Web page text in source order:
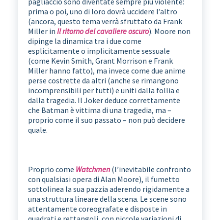
prima o poi, uno di loro dovrà uccidere l’altro
(ancora, questo tema verrà sfruttato da Frank
Miller in Il ritorno del cavaliere oscuro). Moore non
dipinge la dinamica tra i due come
esplicitamente o implicitamente sessuale
(come Kevin Smith, Grant Morrison e Frank
Miller hanno fatto), ma invece come due anime
perse costrette da altri (anche se rimangono
incomprensibili per tutti) e uniti dalla follia e
dalla tragedia. Il Joker deduce correttamente
che Batman è vittima di una tragedia, ma –
proprio come il suo passato – non può decidere
quale.
Proprio come Watchmen(l’inevitabile confronto
con qualsiasi opera di Alan Moore), il fumetto
sottolinea la sua pazzia aderendo rigidamente a
una struttura lineare della scena. Le scene sono
attentamente coreografate e disposte in